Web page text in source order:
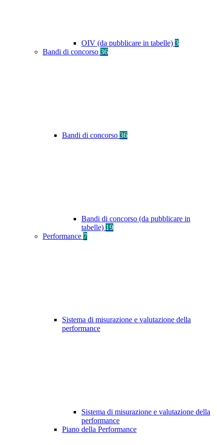
OIV (da pubblicare in tabelle) 3
Bandi di concorso 36
Bandi di concorso 36
Bandi di concorso (da pubblicare in
tabelle) 19
Performance 7
Sistema di misurazione e valutazione della
performance
Sistema di misurazione e valutazione della
performance
Piano della Performance